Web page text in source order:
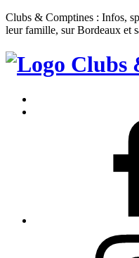
Clubs & Comptines : Infos,
leur famille, sur Bordeaux et
Clubs
Comptines